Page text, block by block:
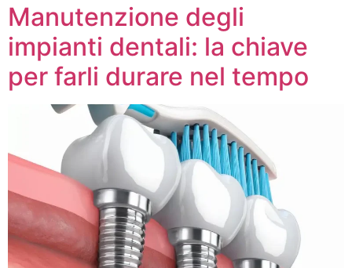
Manutenzione degli
impianti dentali: la chiave
per farli durare nel tempo